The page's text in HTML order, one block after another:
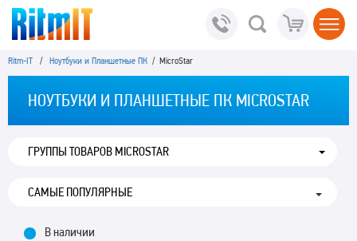
Ritm-IT / Ноутбуки и Планшетные ПК / MicroStar
НОУТБУКИ И ПЛАНШЕТНЫЕ ПК MICROSTAR
ГРУППЫ ТОВАРОВ MICROSTAR
В наличии